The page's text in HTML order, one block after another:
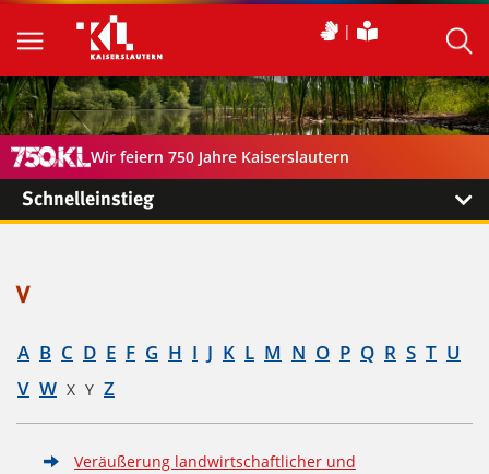
Wir feiern 750 Jahre Kaiserslautern
Schnelleinstieg
V
A B C D E F G H I J K L M N O P Q R S T U
V W X Y Z
Veräußerung landwirtschaftlicher und